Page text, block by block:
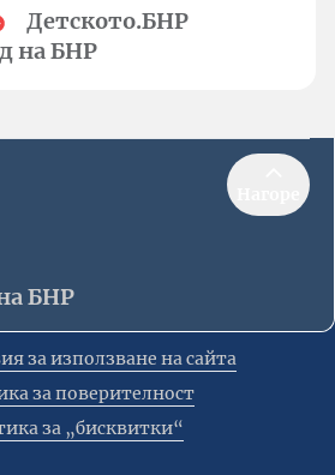
Детското.БНР
на БНР
БНР
за използване на сайта
за поверителност
за „бисквитки“